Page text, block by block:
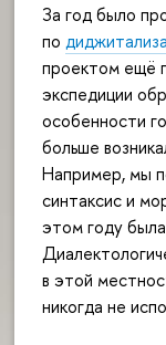
За год было
по
проектом ещё
экспедиции
особенности
больше
Например, мы
синтаксис и
этом году была
в этой
никогда не